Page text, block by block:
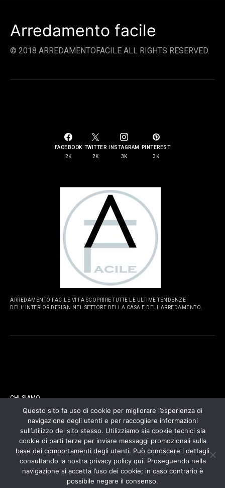
Arredamento facile
© 2018 ARREDAMENTOFACILE ALL RIGHTS RESERVED.
FACEBOOK
2K
TWITTER
2K
INSTAGRAM
3K
PINTEREST
3K
ARREDAMENTO FACILE VI FA SCOPRIRE TUTTE LE ULTIME TENDENZE
DELL'INTERIOR DESIGN NEL SETTORE DELLA CASA E DELL'ARREDAMENTO.
CHI SIAMO
CONTATTI
COOKIES POLICY
PRIVACY POLICY
Questo sito fa uso di cookie per migliorare l’esperienza di
navigazione degli utenti e per raccogliere informazioni
sull’utilizzo del sito stesso. Utilizziamo sia cookie tecnici sia
cookie di parti terze per inviare messaggi promozionali sulla
base dei comportamenti degli utenti. Può conoscere i dettagli
consultando la nostra privacy policy qui. Proseguendo nella
navigazione si accetta l’uso dei cookie; in caso contrario è
possibile negare il consenso.